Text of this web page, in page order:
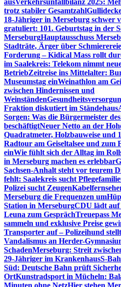
ausVerkehrsunfallbilanz 2025:
trotz stabiler Gesamtzahl
18-Jähriger in Merseburg schwer
gratuliert: 101. Geburtstag in der
MerseburgHauptausschuss
Stadträte, Ärger über
Forderung – Kidical Mass rollt
im Saalekreis: Telekom nimmt
BetriebZeitreise ins Mittelalter:
Museumstag einWeinathlon am
zwischen Hindernissen und
Weinständen
Fraktion diskutiert im Ständehaus
Sorgen: Was die Bürgermeister
beschäftigtNeuer Netto an der
Quadratmeter, Holzbauweise und
Radtour am Geiseltalsee und
einWie fühlt sich der Alltag im
in Merseburg machen es erlebbar
Sachsen-Anhalt steht vor teurem
fehlt: Saalekreis sucht
Polizei sucht Zeugen
Merseburg die Frequenzen um
Station in MerseburgCDU lädt
Leuna zum GesprächTreuepass
sammeln und exklusive Preise
Transporter auf – Polizeihund
Vandalismus an Herder-
SchadenMerseburg: Streit
29-Jähriger im KrankenhausS-
Süd: Deutsche Bahn prüft
OrtKunstradsport in Mücheln: